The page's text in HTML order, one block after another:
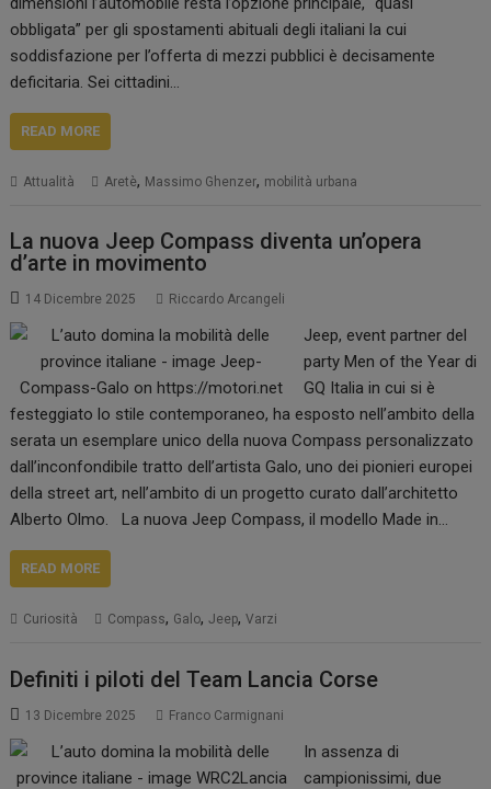
obbligata” per gli spostamenti abituali degli italiani la cui
soddisfazione per l’offerta di mezzi pubblici è decisamente
deficitaria. Sei cittadini…
READ MORE
Attualità Aretè, Massimo Ghenzer, mobilità urbana
La nuova Jeep Compass diventa un’opera
d’arte in movimento
14 Dicembre 2025 Riccardo Arcangeli
Jeep, event partner del
party Men of the Year di
GQ Italia in cui si è
festeggiato lo stile contemporaneo, ha esposto nell’ambito della
serata un esemplare unico della nuova Compass personalizzato
dall’inconfondibile tratto dell’artista Galo, uno dei pionieri europei
della street art, nell’ambito di un progetto curato dall’architetto
Alberto Olmo. La nuova Jeep Compass, il modello Made in…
READ MORE
Curiosità Compass, Galo,Jeep,Varzi
Definiti i piloti del Team Lancia Corse
13 Dicembre 2025 Franco Carmignani
In assenza di
campionissimi, due